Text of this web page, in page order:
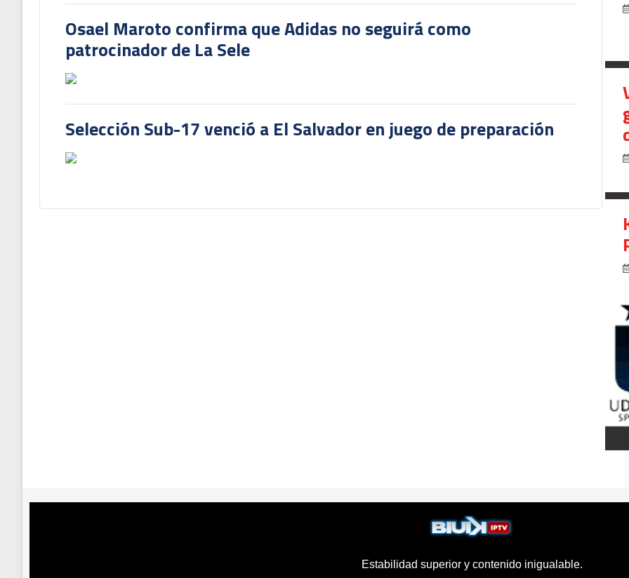
Osael Maroto confirma que Adidas no seguirá como
patrocinador de La Sele
Selección Sub-17 venció a El Salvador en juego de preparación
Estabilidad superior y contenido inigualable.